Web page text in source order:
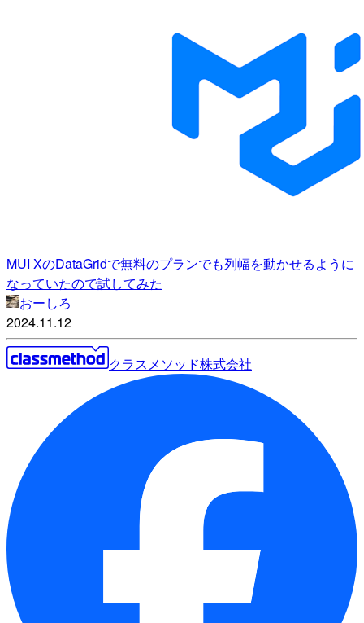
MUI XのDataGridで無料のプランでも列幅を動かせるように
なっていたので試してみた
おーしろ
2024.11.12
クラスメソッド株式会社